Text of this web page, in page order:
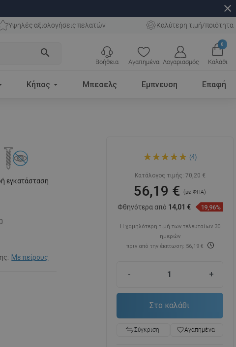
close
Υψηλές αξιολογήσεις πελατών Καλύτερη τιμή/ποιότητα
search
Αγαπημένα Λογαριασμός
0
Καλάθι
Βοήθεια
Κήπος Μπεσελς Εμπνευση Επαφή
εγκατάσταση
Με πείρους
υγείας, ροζ χρυσό -
(4)
Κατάλογος τιμής: 70,20 €
56,19 €(με ΦΠΑ)
Φθηνότερα από 14,01 € 19,96%
Η χαμηλότερη τιμή των τελευταίων 30
ημερών
πριν από την έκπτωση: 56,19 €
- +
Στο καλάθι
Σύγκριση favorite_borderΑγαπημένα